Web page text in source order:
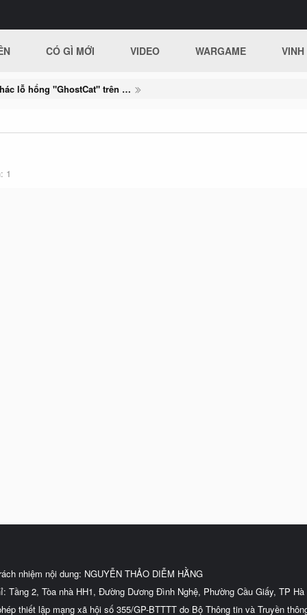
CÓ GÌ MỚI VIDEO WARGAME
Hướng dẫn khai thác lỗ hổng "GhostCat" trên Webserver Apache Tomcat
1
nhiệm nội dung: NGUYỄN THẢO DIỄM HẰNG
Tầng 2, Tòa nhà HH1, Đường Dương Đình Nghệ, Phường Cầu Giấy, TP Hà
thiết lập mạng xã hội số 355/GP-BTTTT do Bộ Thông tin và Truyền